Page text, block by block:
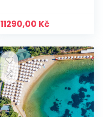
11290,00 Kč